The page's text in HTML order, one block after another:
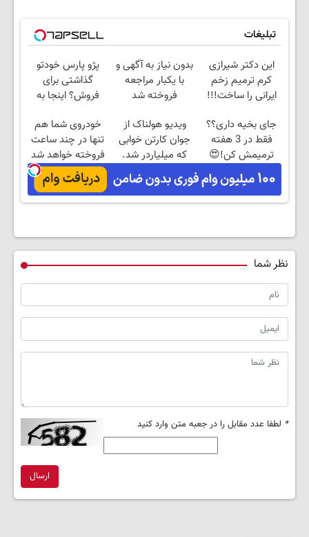
تبلیغات
این دکتر شیرازی
کرم ترمیم زخم
ایرانی را ساخت!!!
بدون نیاز به آگهی و
با یکبار مراجعه
فروخته شد
پژو پارس خودتو
گذاشتی برای
فروش؟ اینجا به
جای بخیه داری؟؟
فقط در 3 هفته
ترمیمش کن!😍
ویدیو هولناک از
جوان کارتن خوابی
که میلیاردر شد.
آموزش رایگان
خودروی شما هم
تنها در چند ساعت
فروخته خواهد شد
نظر شما
* لطفا عدد مقابل را در جعبه متن وارد کنید
ارسال